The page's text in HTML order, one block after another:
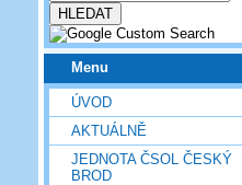
Menu
ÚVOD
AKTUÁLNĚ
JEDNOTA ČSOL ČESKÝ
BROD